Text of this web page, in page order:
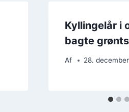
Kyllingelår i
bagte
Af 28.